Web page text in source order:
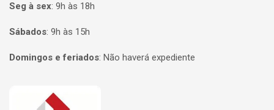
Seg à sex: 9h às 18h
Sábados: 9h às 15h
Domingos e feriados: Não haverá expediente
Página inicial